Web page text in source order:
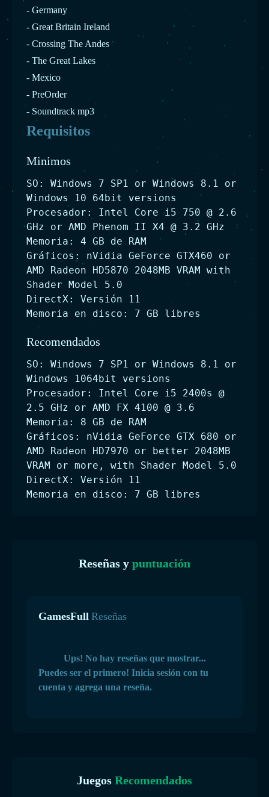
- Germany
- Great Britain Ireland
- Crossing The Andes
- The Great Lakes
- Mexico
- PreOrder
- Soundtrack mp3
Requisitos
Minimos
SO: Windows 7 SP1 or Windows 8.1 or
Windows 10 64bit versions
Procesador: Intel Core i5 750 @ 2.6
GHz or AMD Phenom II X4 @ 3.2 GHz
Memoria: 4 GB de RAM
Gráficos: nVidia GeForce GTX460 or
AMD Radeon HD5870 2048MB VRAM with
Shader Model 5.0
DirectX: Versión 11
Memoria en disco: 7 GB libres
Recomendados
SO: Windows 7 SP1 or Windows 8.1 or
Windows 1064bit versions
Procesador: Intel Core i5 2400s @
2.5 GHz or AMD FX 4100 @ 3.6
Memoria: 8 GB de RAM
Gráficos: nVidia GeForce GTX 680 or
AMD Radeon HD7970 or better 2048MB
VRAM or more, with Shader Model 5.0
DirectX: Versión 11
Memoria en disco: 7 GB libres
Reseñas y puntuación
GamesFull Reseñas
Ups! No hay reseñas que mostrar...
Puedes ser el primero! Inicia sesión con tu
cuenta y agrega una reseña.
Juegos Recomendados